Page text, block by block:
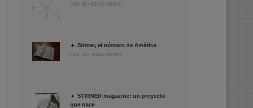
JUN 29 • 15418 VIEWS
Stirner, el número de América
OCT 28 • 20942 VIEWS
STIRNER magazine: un proyecto
que nace